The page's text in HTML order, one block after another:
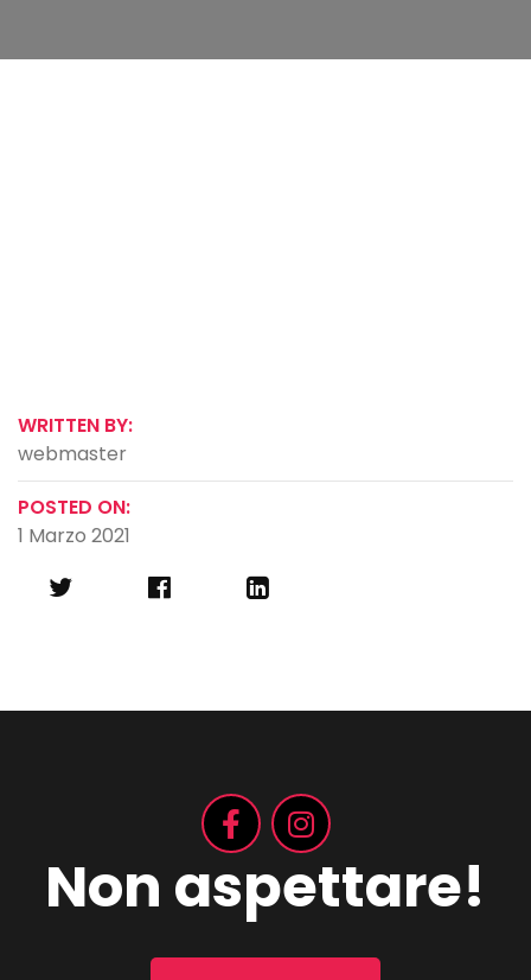
WRITTEN BY:
webmaster
POSTED ON:
1 Marzo 2021
Non aspettare!